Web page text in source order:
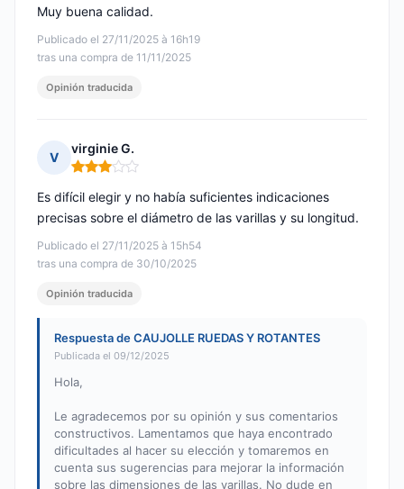
Publicado el 27/11/2025 à 16h19
tras una compra de 11/11/2025
Muy buena calidad.
Opinión traducida
V
virginie G.
Nota: 3 de 5
Publicado el 27/11/2025 à 15h54
tras una compra de 30/10/2025
Es difícil elegir y no había suficientes indicaciones
precisas sobre el diámetro de las varillas y su longitud.
Opinión traducida
Respuesta de CAUJOLLE RUEDAS Y ROTANTES
Publicada el 09/12/2025
Hola,
Le agradecemos por su opinión y sus comentarios
constructivos. Lamentamos que haya encontrado
dificultades al hacer su elección y tomaremos en
cuenta sus sugerencias para mejorar la información
sobre las dimensiones de las varillas. No dude en